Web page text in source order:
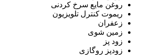
روغن مایع سرخ کردنی
ریموت کنترل تلویزیون
زعفران
زمین شوی
زود پز
زودپز روگازی